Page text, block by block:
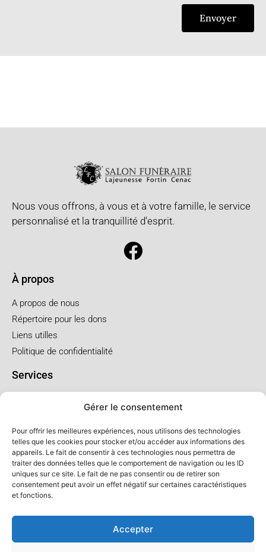
Gérer le consentement
Pour offrir les meilleures expériences, nous utilisons des technologies
telles que les cookies pour stocker et/ou accéder aux informations des
appareils. Le fait de consentir à ces technologies nous permettra de
traiter des données telles que le comportement de navigation ou les ID
uniques sur ce site. Le fait de ne pas consentir ou de retirer son
consentement peut avoir un effet négatif sur certaines caractéristiques
et fonctions.
Accepter
Envoyer
Nous vous offrons, à vous et à votre famille, le service
personnalisé et la tranquillité d’esprit.
À propos
A propos de nous
Répertoire pour les dons
Liens utilles
Politique de confidentialité
Services
Funérailles au salon
Forfaits et prix
Forfait crémation
Forfait service à l'église